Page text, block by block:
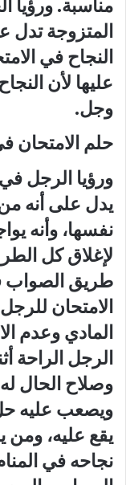
مناسبة. ورؤيا
المتزوجة تدل
النجاح في
عليها لأن
وجل.
حلم الامتحان
ورؤيا الرجل
يدل على أنه
نفسها، وأنه
لإغلاق كل
طريق الصواب
الامتحان
المادي وعدم
الرجل الراحة
وصلاح الحال
ويصعب عليه
يقع عليه، ومن
نجاحه في